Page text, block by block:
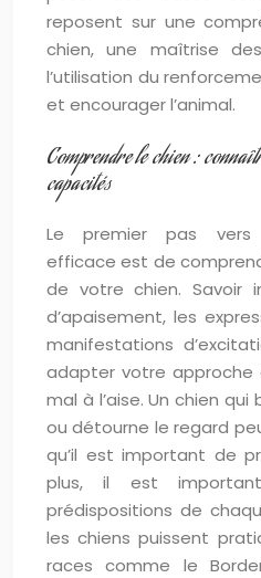
reposent sur une
chien, une maîtrise
l’utilisation du
et encourager l’animal.
Comprendre le chien :
capacités
Le premier pas vers
efficace est de
de votre chien. Savoir
d’apaisement, les
manifestations
adapter votre
mal à l’aise. Un chien
ou détourne le regard
qu’il est important de
plus, il est
prédispositions de
les chiens puissent
races comme le